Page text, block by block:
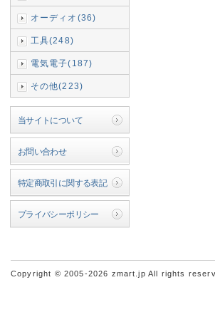
オーディオ(36)
工具(248)
電気電子(187)
その他(223)
当サイトについて
お問い合わせ
特定商取引に関する表記
プライバシーポリシー
Copyright © 2005-2026 zmart.jp All rights